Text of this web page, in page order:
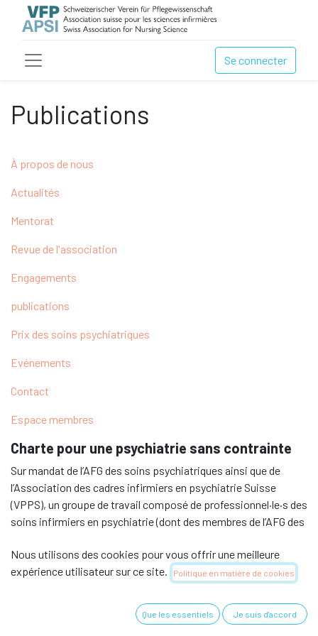
Se connecter
Publications
À propos de nous
Actualités
Mentorat
Revue de l'association
Engagements
publications
Prix des soins psychiatriques
Evénements
Contact
Espace membres
Charte pour une psychiatrie sans contrainte
Sur mandat de l’AFG des soins psychiatriques ainsi que de
l’Association des cadres infirmiers en psychiatrie Suisse
(VPPS), un groupe de travail composé de professionnel·le·s des
soins infirmiers en psychiatrie (dont des membres de l’AFG des
d’un·e proche, a élaboré une Charte pour une psychiatrie
sans contraintequi s'adresse explicitement aux infirmiers
dans un contexte interprofessionnel.
Nous utilisons des cookies pour vous offrir une meilleure
expérience utilisateur sur ce site.
Politique en matière de cookies
Que les essentiels Je suis d'accord